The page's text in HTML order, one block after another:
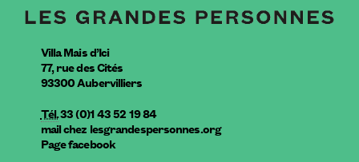
Villa Mais d’Ici
77, rue des Cités
93300Aubervilliers
Tél.33 (0)1 43 52 19 84
mailchez lesgrandespersonnes.org
Page facebook